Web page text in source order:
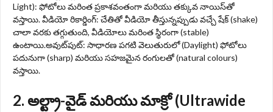
Light): ఫోటోలు మరింత ప్రకాశవంతంగా మరియు తక్కువ నాయిస్‌తో
వస్తాయి. వీడియో రికార్డింగ్: చేతితో వీడియో తీస్తున్నప్పుడు వచ్చే షేక్ (shake)
చాలా వరకు తగ్గుతుంది, వీడియోలు మరింత స్థిరంగా (stable)
ఉంటాయి.అవుట్‌పుట్: సాధారణ పగటి వెలుతురులో (Daylight) ఫోటోలు
పదునుగా (sharp) మరియు సహజమైన రంగులతో (natural colours)
వస్తాయి.
2. అల్ట్రా-వైడ్ మరియు మాక్రో (Ultrawide